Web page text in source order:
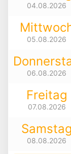
04.08.2026
05.08.2026
06.08.2026
Freitag
07.08.2026
Samstag
08.08.2026